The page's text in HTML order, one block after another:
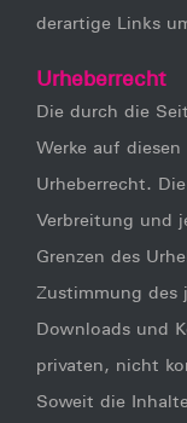
derartige Links
Urheberrecht
Die durch die
Werke auf
Urheberrecht.
Verbreitung und
Grenzen des
Zustimmung des
Downloads und
privaten, nicht
Soweit die